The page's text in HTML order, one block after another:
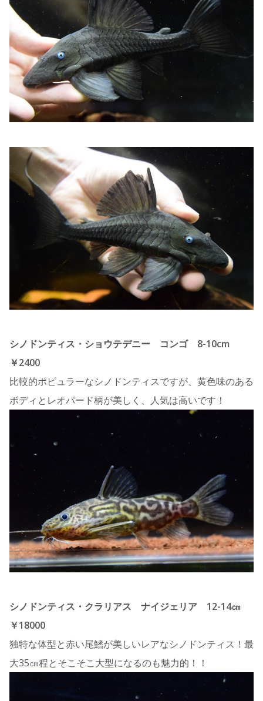
シノドンティス・ショウテデニー コンゴ 8-10cm
￥2400
比較的ポピュラーなシノドンティスですが、黄色味のある
ボディとレオパード柄が美しく、人気は高いです！
シノドンティス・クラリアス ナイジェリア 12-14㎝
￥18000
独特な体型と赤い尾鰭が美しいレアなシノドンティス！最
大35㎝程とそこそこ大型になるのも魅力的！！